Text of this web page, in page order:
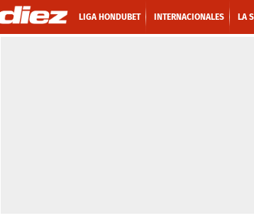
LIGA HONDUBET INTERNACIONALES LA